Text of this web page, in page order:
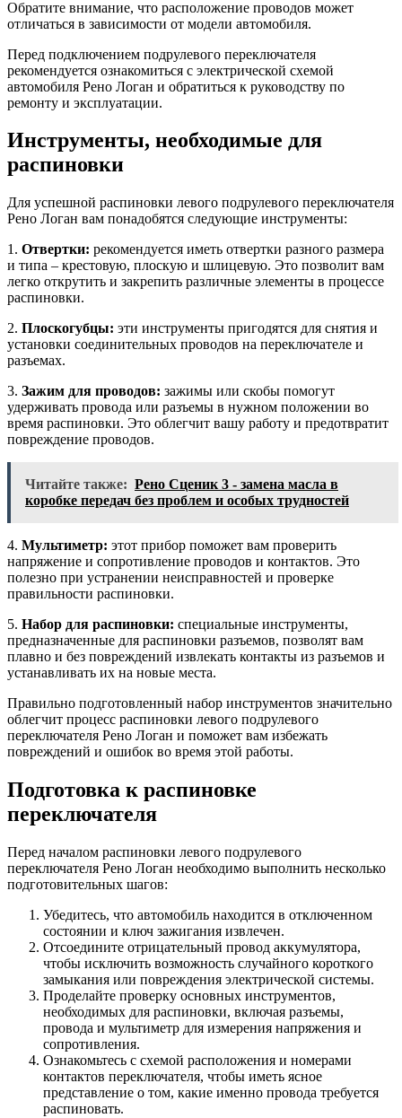
Обратите внимание, что расположение проводов может
отличаться в зависимости от модели автомобиля.
Перед подключением подрулевого переключателя
рекомендуется ознакомиться с электрической схемой
автомобиля Рено Логан и обратиться к руководству по
ремонту и эксплуатации.
Инструменты, необходимые для
распиновки
Для успешной распиновки левого подрулевого переключателя
Рено Логан вам понадобятся следующие инструменты:
1. Отвертки: рекомендуется иметь отвертки разного размера
и типа – крестовую, плоскую и шлицевую. Это позволит вам
легко открутить и закрепить различные элементы в процессе
распиновки.
2. Плоскогубцы: эти инструменты пригодятся для снятия и
установки соединительных проводов на переключателе и
разъемах.
3. Зажим для проводов: зажимы или скобы помогут
удерживать провода или разъемы в нужном положении во
время распиновки. Это облегчит вашу работу и предотвратит
повреждение проводов.
Читайте также: Рено Сценик 3 - замена масла в
коробке передач без проблем и особых трудностей
4. Мультиметр: этот прибор поможет вам проверить
напряжение и сопротивление проводов и контактов. Это
полезно при устранении неисправностей и проверке
правильности распиновки.
5. Набор для распиновки: специальные инструменты,
предназначенные для распиновки разъемов, позволят вам
плавно и без повреждений извлекать контакты из разъемов и
устанавливать их на новые места.
Правильно подготовленный набор инструментов значительно
облегчит процесс распиновки левого подрулевого
переключателя Рено Логан и поможет вам избежать
повреждений и ошибок во время этой работы.
Подготовка к распиновке
переключателя
Перед началом распиновки левого подрулевого
переключателя Рено Логан необходимо выполнить несколько
подготовительных шагов:
Убедитесь, что автомобиль находится в отключенном
состоянии и ключ зажигания извлечен.
Отсоедините отрицательный провод аккумулятора,
чтобы исключить возможность случайного короткого
замыкания или повреждения электрической системы.
Проделайте проверку основных инструментов,
необходимых для распиновки, включая разъемы,
провода и мультиметр для измерения напряжения и
сопротивления.
Ознакомьтесь с схемой расположения и номерами
контактов переключателя, чтобы иметь ясное
представление о том, какие именно провода требуется
распиновать.